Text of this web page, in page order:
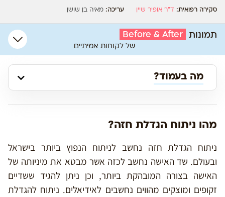
סקירה רפואית: ד”ר אופיר שיין עריכה: מאיה בן שושן
תמונות Before & After
של לקוחות אמיתיים
מה בעמוד?
מהו ניתוח הגדלת חזה?
ניתוח הגדלת חזה נחשב לניתוח הנפוץ ביותר בישראל
ובעולם. שד האישה נחשב לכזה אשר מבטא את מיניותה של
האישה בצורה המובהקת ביותר, וכן ניתן להגיד ששדיים
זקופים ומוצקים מהווים נחשבים לאידיאלים. ניתוח להגדלת